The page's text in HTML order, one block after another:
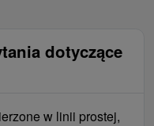
dotyczące
w linii prostej,